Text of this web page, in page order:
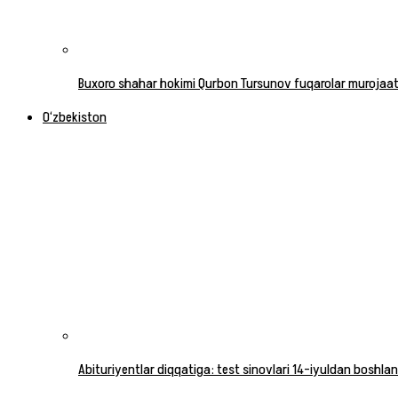
Buxoro shahar hokimi Qurbon Tursunov fuqarolar
O‘zbekiston
Abituriyentlar diqqatiga: test sinovlari 14-iyuldan